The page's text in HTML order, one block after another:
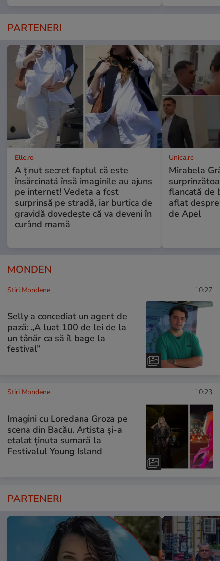
PARTENERI
Elle.ro
A ținut secret faptul că este
însărcinată însă imaginile au ajuns
pe internet! Vedeta a fost
surprinsă pe stradă, iar burtica de
gravidă dovedește că va deveni în
curând mamă
Unica.ro
Mirabela
flancată de
aflat
de Apel
MONDEN
Stiri Mondene 10:27
Selly a concediat un agent de
pază: „A luat 100 de lei de la
un tânăr ca să îl bage la
festival”
Stiri Mondene 10:23
Imagini cu Loredana Groza pe
scena din Bacău. Artista și-a
etalat ținuta sumară la
Festivalul Young Island
PARTENERI